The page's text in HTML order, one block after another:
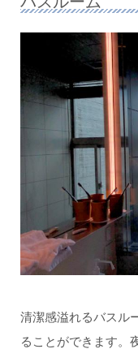
清潔感溢れるバスル
ることができます。